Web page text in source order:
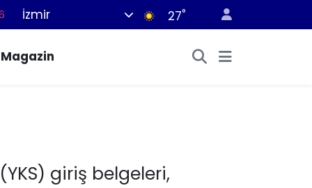
İzmir 27°
Magazin
giriş belgeleri,